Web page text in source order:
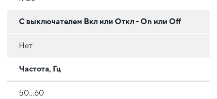
С выключателем Вкл или Откл - On или Off
Нет
Частота, Гц
50…60